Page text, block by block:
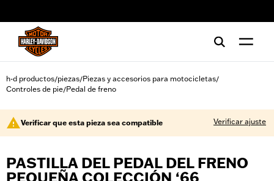
h-d productos/piezas/Piezas y accesorios para motocicletas/
Controles de pie/Pedal de freno
Verificar que esta pieza sea compatible Verificar ajuste
PASTILLA DEL PEDAL DEL FRENO